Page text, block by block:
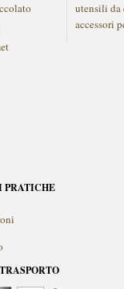
utensili da
accessori
PRATICHE